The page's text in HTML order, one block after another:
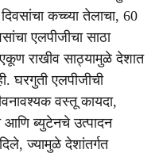
कच्च्या तेलाचा, 60
एलपीजीचा साठा
राखीव साठ्यामुळे देशात
घरगुती एलपीजीची
वस्तू कायदा,
आणि ब्युटेनचे उत्पादन
ज्यामुळे देशांतर्गत